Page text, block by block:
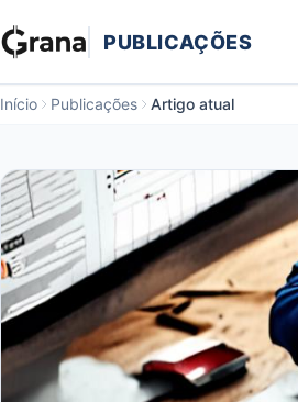
PUBLICAÇÕES
Início Publicações Artigo atual